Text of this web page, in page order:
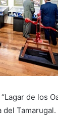
de los
del Tamarugal.